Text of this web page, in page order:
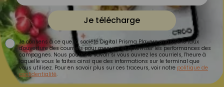
Je télécharge
Je consens à ce que la société Digital Prisma Players analyse le taux
d'ouverture des courriels pour mesurer et optimiser les performances des
campagnes. Nous pourrons savoir si vous ouvrez les courriels, l'heure à
laquelle vous le faites ainsi que des informations sur le terminal que
vous utilisez. Pour en savoir plus sur ces traceurs, voir notre politique de
confidentialité.